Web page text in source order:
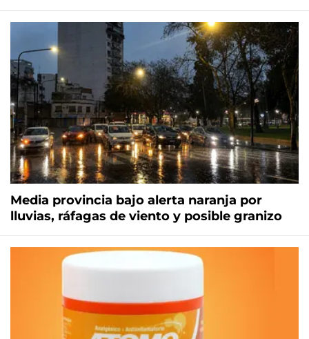
Media provincia bajo alerta naranja por
lluvias, ráfagas de viento y posible granizo